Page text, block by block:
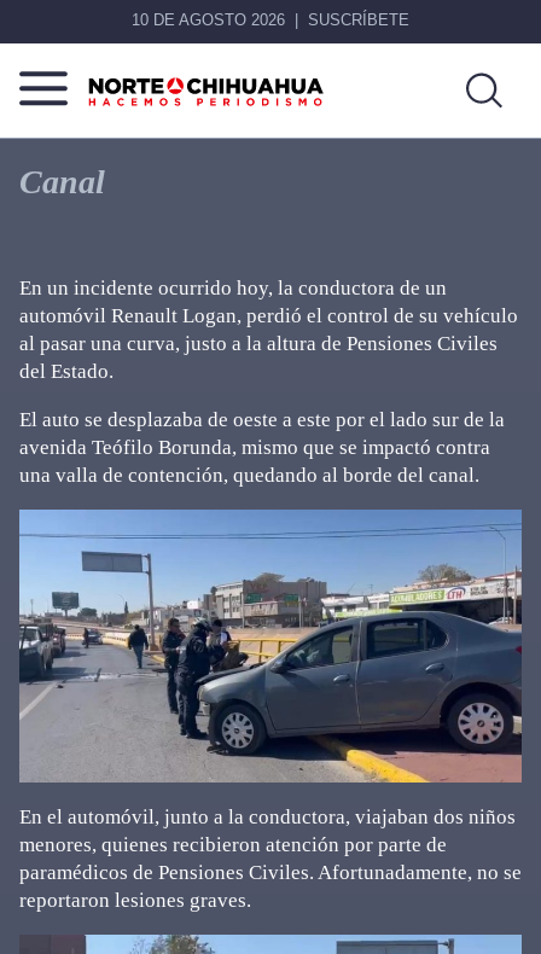
10 DE AGOSTO 2026 SUSCRÍBETE
Norte
De
Chihuahua
Más
que
noticias,
Canal
En un incidente ocurrido hoy, la conductora de un
automóvil Renault Logan, perdió el control de su vehículo
al pasar una curva, justo a la altura de Pensiones Civiles
del Estado.
El auto se desplazaba de oeste a este por el lado sur de la
avenida Teófilo Borunda, mismo que se impactó contra
una valla de contención, quedando al borde del canal.
En el automóvil, junto a la conductora, viajaban dos niños
menores, quienes recibieron atención por parte de
paramédicos de Pensiones Civiles. Afortunadamente, no se
reportaron lesiones graves.